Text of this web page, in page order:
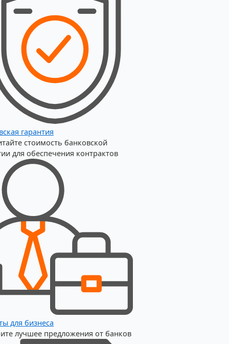
гарантия
стоимость банковской
для обеспечения контрактов
для бизнеса
лучшее предложения от банков